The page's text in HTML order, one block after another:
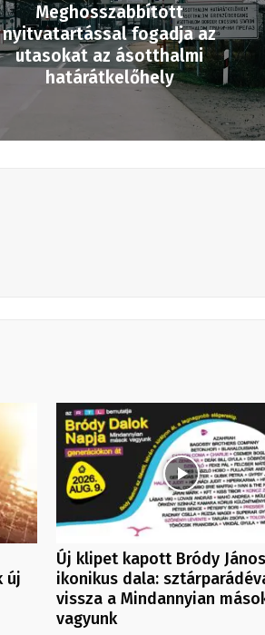
Meghosszabbított
nyitvatartással fogadja az
utasokat az ásotthalmi
határátkelőhely
új
Új klipet kapott Bródy János
ikonikus dala:
vissza a Mindannyian
vagyunk